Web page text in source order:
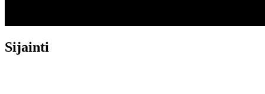
Sijainti